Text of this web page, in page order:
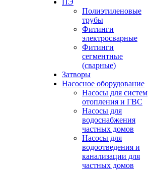
ПЭ
Полиэтиленовые
трубы
Фитинги
электросварные
Фитинги
сегментные
(сварные)
Затворы
Насосное оборудование
Насосы для систем
отопления и ГВС
Насосы для
водоснабжения
частных домов
Насосы для
водоотведения и
канализации для
частных домов